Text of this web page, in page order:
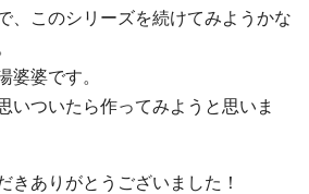
、このシリーズを続けてみようかな
婆婆です。
いついたら作ってみようと思いま
きありがとうございました！